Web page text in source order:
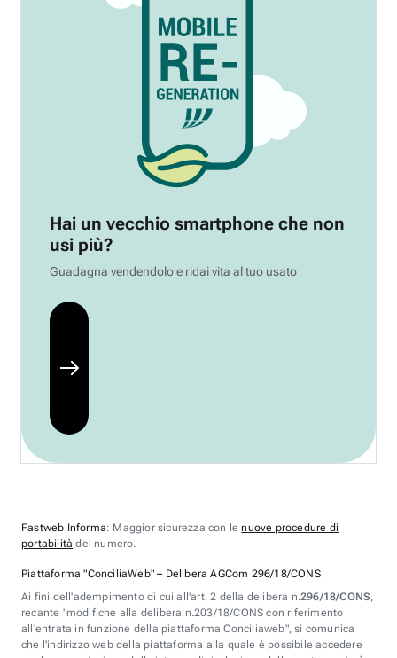
Hai un vecchio smartphone che non
usi più?
Guadagna vendendolo e ridai vita al tuo usato
Fastweb Informa: Maggior sicurezza con lenuove procedure di
portabilità del numero.
Piattaforma "ConciliaWeb" – Delibera AGCom 296/18/CONS
Ai fini dell'adempimento di cui all'art. 2 della delibera n.296/18/CONS,
recante "modifiche alla delibera n.203/18/CONS con riferimento
all'entrata in funzione della piattaforma Conciliaweb", si comunica
che l'indirizzo web della piattaforma alla quale è possibile accedere